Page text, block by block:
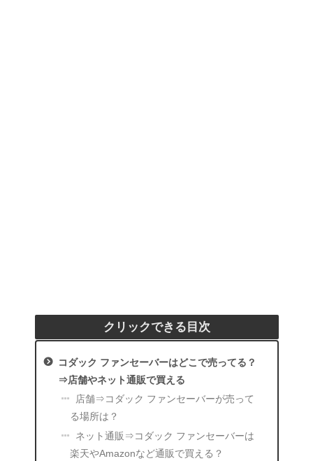
クリックできる目次
コダック ファンセーバーはどこで売ってる？
⇒店舗やネット通販で買える
店舗⇒コダック ファンセーバーが売って
る場所は？
ネット通販⇒コダック ファンセーバーは
楽天やAmazonなど通販で買える？